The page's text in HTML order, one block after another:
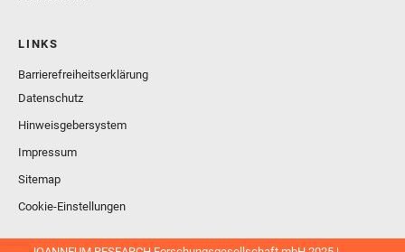
LINKS
Barrierefreiheitserklärung
Datenschutz
Hinweisgebersystem
Impressum
Sitemap
Cookie-Einstellungen